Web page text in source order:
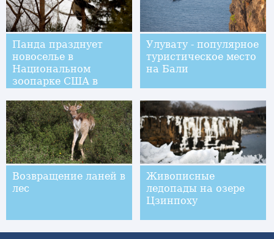
Панда празднует
новоселье в
Национальном
зоопарке США в
Улувату - популярное
туристическое место
на Бали
Возвращение ланей в
лес
Живописные
ледопады на озере
Цзинпоху